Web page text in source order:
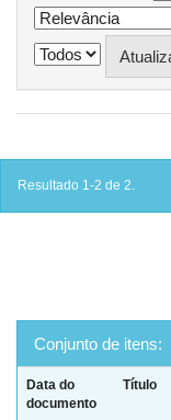
Resultado 1-2 de 2.
Conjunto de itens:
Data do
documento
Título